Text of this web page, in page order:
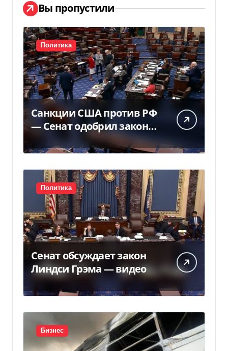
Вы пропустили
Политика
Санкции США против РФ
— Сенат одобрил закон
Грема — Фокус
Политика
Сенат обсуждает закон
Линдси Грэма — видео
Бизнес